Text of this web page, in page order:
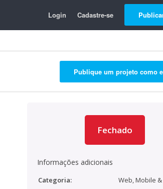
Login Cadastre-se
Publique um projeto como
Fechado
Informações adicionais
Categoria:
Web, Mobile